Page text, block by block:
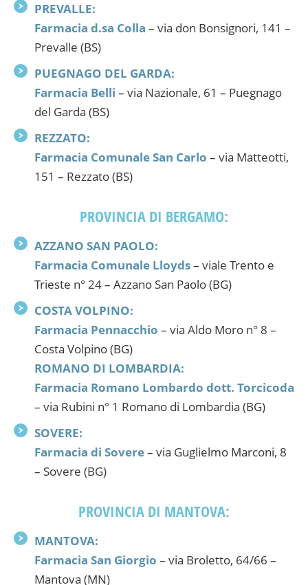
PREVALLE:
Farmacia d.sa Colla – via don Bonsignori, 141 –
Prevalle (BS)
PUEGNAGO DEL GARDA:
Farmacia Belli – via Nazionale, 61 – Puegnago
del Garda (BS)
REZZATO:
Farmacia Comunale San Carlo – via Matteotti,
151 – Rezzato (BS)
PROVINCIA DI BERGAMO:
AZZANO SAN PAOLO:
Farmacia Comunale Lloyds– viale Trento e
Trieste n° 24 – Azzano San Paolo (BG)
COSTA VOLPINO:
Farmacia Pennacchio – via Aldo Moro n° 8 –
Costa Volpino (BG)
ROMANO DI LOMBARDIA:
Farmacia Romano Lombardo dott. Torcicoda
– via Rubini n° 1 Romano di Lombardia (BG)
SOVERE:
Farmacia di Sovere– via Guglielmo Marconi, 8
– Sovere (BG)
PROVINCIA DI MANTOVA:
MANTOVA:
Farmacia San Giorgio – via Broletto, 64/66 –
Mantova (MN)